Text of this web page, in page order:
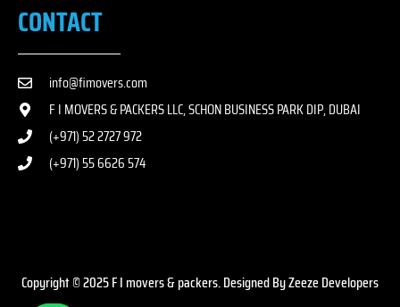
CONTACT
info@fimovers.com
F I MOVERS & PACKERS LLC, SCHON BUSINESS PARK DIP, DUBAI
(+971) 52 2727 972
(+971) 55 6626 574
Copyright © 2025 F I movers & packers. Designed By Zeeze Developers